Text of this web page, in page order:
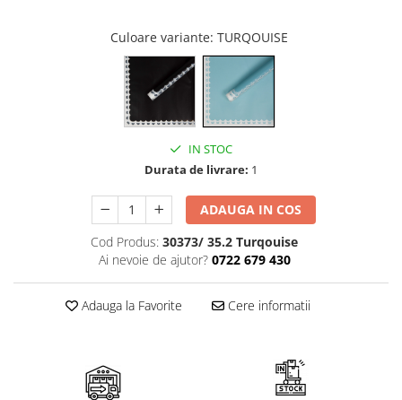
Cap minirosa
Cap orhidee phalaenopsis
Crengi decorative
Ghirlande
Verdeata decorativa
Petrecere Tematica
Culoare variante: TURQOUISE
IN STOC
Durata de livrare: 1
ADAUGA IN COS
Cod Produs: 30373/ 35.2 Turqouise
Ai nevoie de ajutor? 0722 679 430
Adauga la Favorite Cere informatii